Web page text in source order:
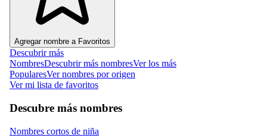
Agregar nombre a Favoritos
Descubrir más
NombresDescubrir más nombresVer los más
PopularesVer nombres por origen
Ver mi lista de favoritos
Descubre más nombres
Nombres cortos de niña